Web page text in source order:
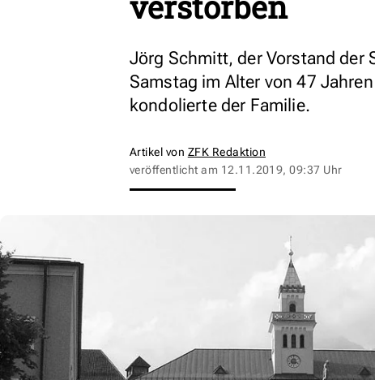
Jörg Schmitt, der Vorstand der
Samstag im Alter von 47
kondolierte der Familie.
Artikel von ZFK Redaktion
veröffentlicht am 12.11.2019, 09:37 Uhr